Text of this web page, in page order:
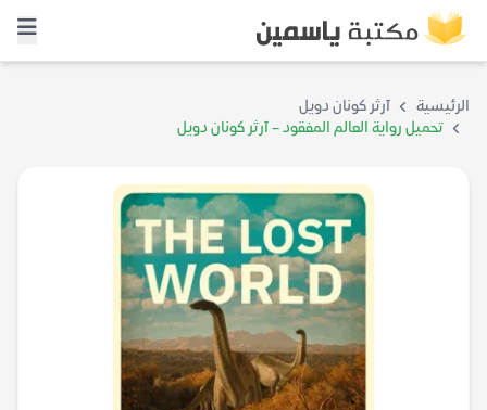
الرئيسية
آرثر كونان دويل
تحميل رواية العالم المفقود – آرثر كونان دويل